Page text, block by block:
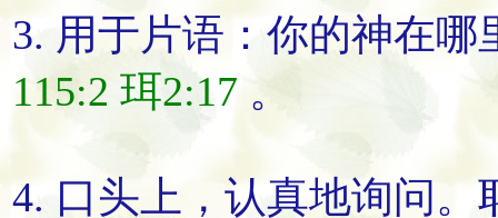
3. 用于片语： 你的神在哪
115:2 珥2:17 。
4. 口头上，认真地询问。